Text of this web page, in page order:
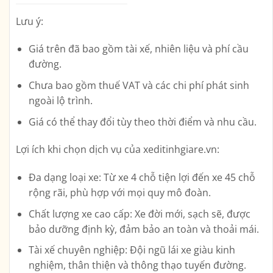
Lưu ý:
Giá trên đã bao gồm tài xế, nhiên liệu và phí cầu
đường.
Chưa bao gồm thuế VAT và các chi phí phát sinh
ngoài lộ trình.
Giá có thể thay đổi tùy theo thời điểm và nhu cầu.
Lợi ích khi chọn dịch vụ của xeditinhgiare.vn:
Đa dạng loại xe: Từ xe 4 chỗ tiện lợi đến xe 45 chỗ
rộng rãi, phù hợp với mọi quy mô đoàn.
Chất lượng xe cao cấp: Xe đời mới, sạch sẽ, được
bảo dưỡng định kỳ, đảm bảo an toàn và thoải mái.
Tài xế chuyên nghiệp: Đội ngũ lái xe giàu kinh
nghiệm, thân thiện và thông thạo tuyến đường.